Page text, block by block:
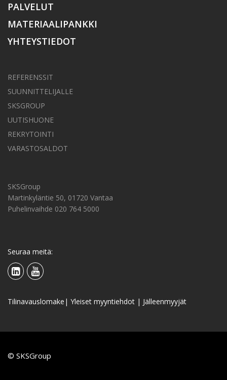
PALVELUT
MATERIAALIPANKKI
YHTEYSTIEDOT
REFERENSSIT
SUUNNITTELIJALLE
SKSGROUP
UUTISHUONE
REKRYTOINTI
VARASTOSALDOT
SKSGroup
Martinkyläntie 50, 01720 Vantaa
Puhelinvaihde 020 764 5000
Seuraa meitä:
Tilinavauslomake | Yleiset myyntiehdot | Jälleenmyyjät
© SKSGroup